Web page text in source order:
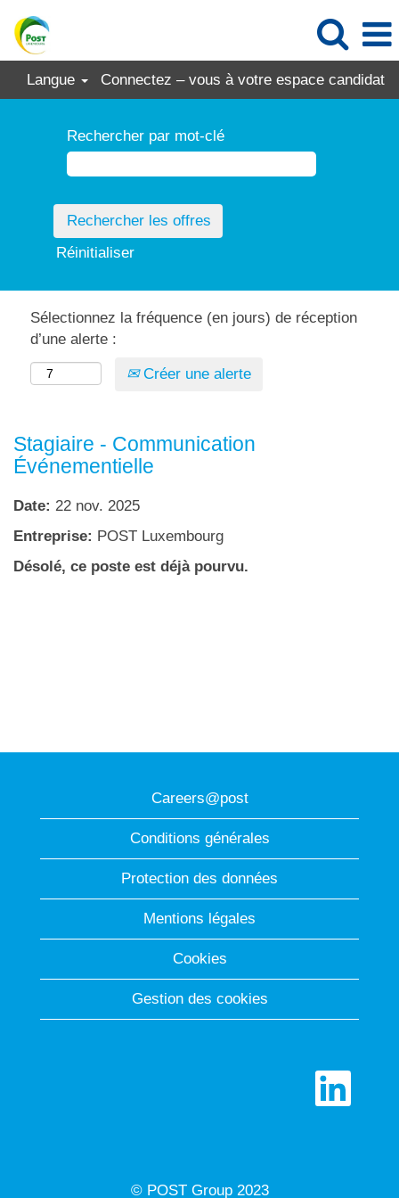
Langue Connectez – vous à votre espace candidat
Rechercher par mot-clé
Réinitialiser
Sélectionnez la fréquence (en jours) de réception
d’une alerte :
Créer une alerte
Stagiaire - Communication
Événementielle
Date: 22 nov. 2025
Entreprise: POST Luxembourg
Désolé, ce poste est déjà pourvu.
Careers@post
Conditions générales
Protection des données
Mentions légales
Cookies
Gestion des cookies
S
o
© POST Group 2023